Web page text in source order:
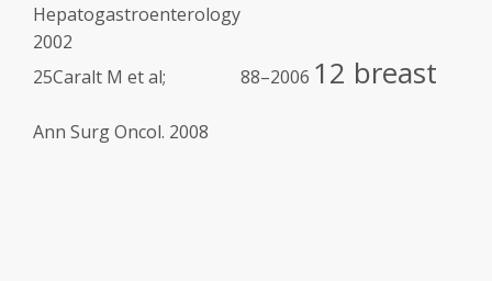
Hepatogastroenterology
2002
25Caralt M et al;
Ann Surg Oncol. 2008
88–2006 12 breast